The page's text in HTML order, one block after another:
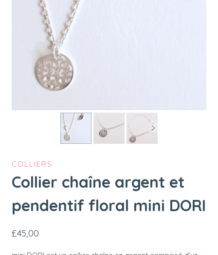
COLLIERS
Collier chaîne argent et
pendentif floral mini DORI
£45,00